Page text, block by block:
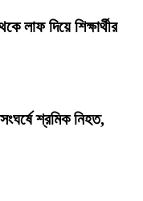
লাফ দিয়ে শিক্ষার্থীর
শ্রমিক নিহত,